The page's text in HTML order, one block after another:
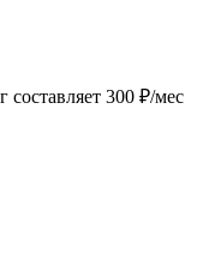
300 ₽/мес